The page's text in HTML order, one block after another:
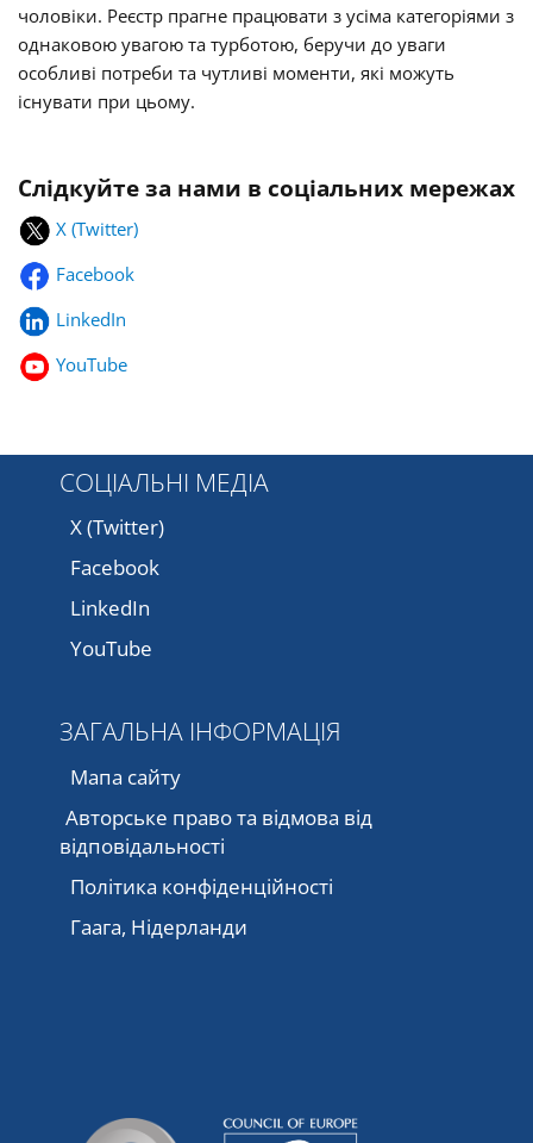
чоловіки. Реєстр прагне працювати з усіма категоріями з
однаковою увагою та турботою, беручи до уваги
особливі потреби та чутливі моменти, які можуть
існувати при цьому.
Слідкуйте за нами в соціальних мережах
X (Twitter)
Facebook
LinkedIn
YouTube
СОЦІАЛЬНІ МЕДІА
X (Twitter)
Facebook
LinkedIn
YouTube
ЗАГАЛЬНА ІНФОРМАЦІЯ
Мапа сайту
Авторське право та відмова від
відповідальності
Політика конфіденційності
Гаага, Нідерланди